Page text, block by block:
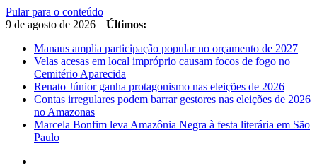
Pular para o conteúdo
9 de agosto de 2026
Últimos:
Manaus amplia participação popular no orçamento de 2027
Velas acesas em local impróprio causam focos de fogo no
Cemitério Aparecida
Renato Júnior ganha protagonismo nas eleições de 2026
Contas irregulares podem barrar gestores nas eleições de 2026
no Amazonas
Marcela Bonfim leva Amazônia Negra à festa literária em São
Paulo